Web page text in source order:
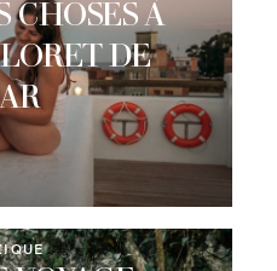
CHOSES À
DE